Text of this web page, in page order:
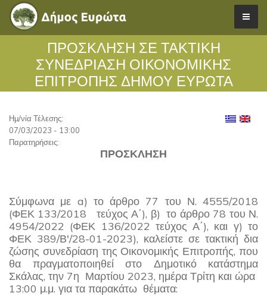
ΠΡΟΣΚΛΗΣΗ ΣΕ ΤΑΚΤΙΚΗ
ΣΥΝΕΔΡΙΑΣΗ ΟΙΚΟΝΟΜΙΚΗΣ
ΕΠΙΤΡΟΠΗΣ ΔΗΜΟΥ ΕΥΡΩΤΑ
Ημ/νία Τέλεσης:
07/03/2023 - 13:00
Παρατηρήσεις:
ΠΡΟΣΚΛΗΣΗ
Σύμφωνα με a) το άρθρο 77 του Ν. 4555/2018
(ΦΕΚ 133/2018 τεύχος Α΄), β) το άρθρο 78 του Ν.
4954/2022 (ΦΕΚ 136/2022 τεύχος Α΄), και γ) το
ΦΕΚ 389/Β'/28-01-2023), καλείστε σε τακτική δια
ζώσης συνεδρίαση της Οικονομικής Επιτροπής, που
θα πραγματοποιηθεί στο Δημοτικό κατάστημα
Σκάλας, την 7η Μαρτίου 2023, ημέρα Τρίτη και ώρα
13:00 μ.μ. για τα παρακάτω θέματα: